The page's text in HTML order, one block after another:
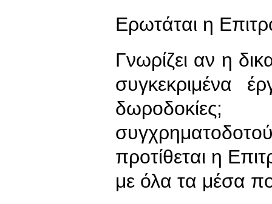
Ερωτάται η
Γνωρίζει αν η
συγκεκριμένα
προτίθεται η
με όλα τα μέσα